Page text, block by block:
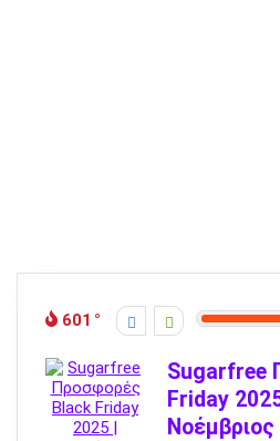
601
Sugarfree
Friday
Νοέμβριος